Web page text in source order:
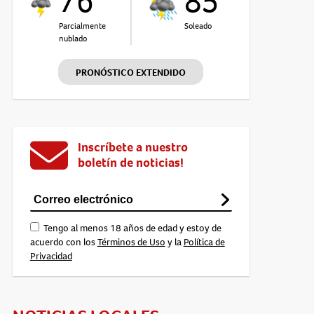
Parcialmente
nublado
Soleado
PRONÓSTICO EXTENDIDO
Inscríbete a nuestro
boletín de noticias!
Tengo al menos 18 años de edad y estoy de
acuerdo con losTérminos de Uso y la Política de
Privacidad